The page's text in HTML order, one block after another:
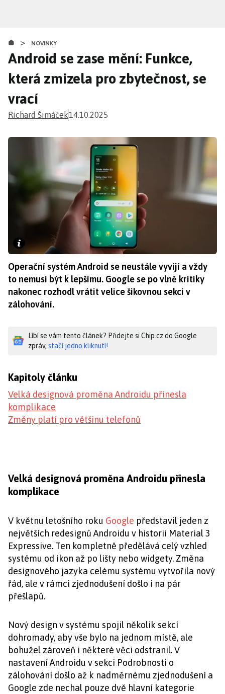
obsahu
> NOVINKY
Android se zase mění: Funkce,
která zmizela pro zbytečnost, se
vrací
Richard Šimáček14.10.2025
Operační systém Android se neustále vyvíjí a vždy
to nemusí být k lepšímu. Google se po vlně kritiky
nakonec rozhodl vrátit velice šikovnou sekci v
zálohování.
Líbí se vám tento článek? Přidejte si Chip.cz do Google
zpráv, stačí jedno kliknutí!
Kapitoly článku
Velká designová proměna Androidu přinesla
komplikace
Změny platí pro většinu telefonů
Velká designová proměna Androidu přinesla
komplikace
V květnu letošního roku Google představil jeden z
největších redesignů Androidu v historii Material 3
Expressive. Ten kompletně předělává celý vzhled
systému od ikon až po lišty nebo widgety. Změna
designového jazyka celému systému vytvořila nový
řád, ale v rámci zjednodušení došlo i na pár
přešlapů.
Nový design v systému spojil několik sekcí
dohromady, aby vše bylo na jednom místě, ale
bohužel zároveň i některé věci odstranil. V
nastavení Androidu v sekci Podrobnosti o
zálohování došlo až k nadměrnému zjednodušení a
Google zde nechal pouze dvě hlavní kategorie